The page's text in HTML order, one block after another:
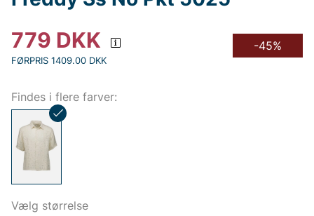
779 DKK
FØRPRIS 1409.00 DKK
-45%
Findes i flere farver:
Vælg størrelse